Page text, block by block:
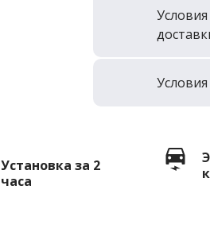
Условия
Установка за 2
часа